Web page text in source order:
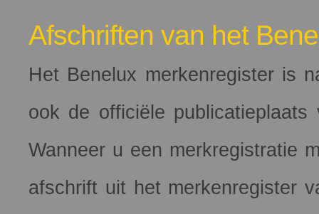
Afschriften van het
Het Benelux merkenregister is
ook de officiële publicatieplaats
Wanneer u een merkregistratie
afschrift uit het merkenregister